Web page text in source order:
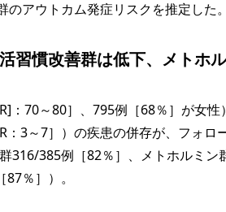
アウトカム発症リスクを推定した
習慣改善群は低下、メトホ
：70～80］、795例［68％］が女性
3～7］）の疾患の併存が、フォロ
316/385例［82％］、メトホルミン
％］）。